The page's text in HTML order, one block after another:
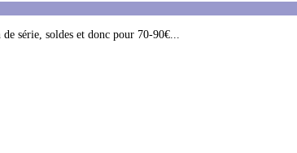
série, soldes et donc pour 70-90€...